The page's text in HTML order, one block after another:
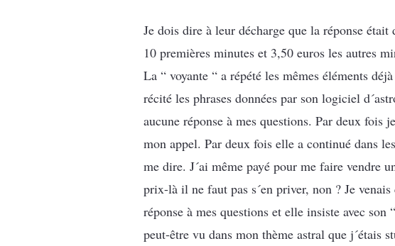
Je dois dire à leur décharge que la réponse
10 premières minutes et 3,50 euros les autres
La “ voyante “ a répété les mêmes éléments
récité les phrases données par son logiciel
aucune réponse à mes questions. Par deux fois
mon appel. Par deux fois elle a continué dans
me dire. J´ai même payé pour me faire
prix-là il ne faut pas s´en priver, non ? Je
réponse à mes questions et elle insiste avec
peut-être vu dans mon thème astral que j´étais